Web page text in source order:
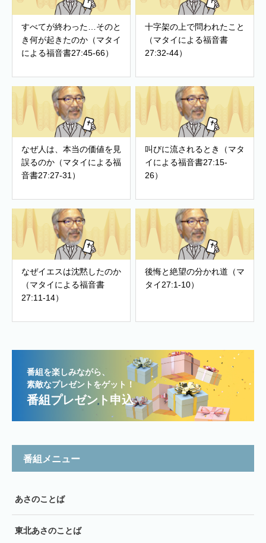
すべてが終わった…そのと
き何が起きたのか（マタイ
による福音書27:45-66）
十字架の上で問われたこと
（マタイによる福音書
27:32-44）
なぜ人は、本当の価値を見
誤るのか（マタイによる福
音書27:27-31）
叫びに流されるとき（マタ
イによる福音書27:15-
26）
なぜイエスは沈黙したのか
（マタイによる福音書
27:11-14）
後悔と絶望の分かれ道（マ
タイ27:1-10）
番組を楽しみながら、
素敵なプレゼントをゲット！
番組プレゼント申込
番組メニュー
あさのことば
東北あさのことば